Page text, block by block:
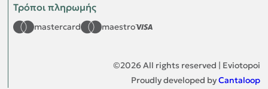
Τρόποι πληρωμής
mastercard maestro
©2026All rights reserved | Eviotopoi
Proudly developed byCantaloop